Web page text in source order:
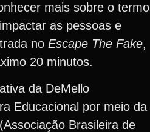
mais sobre o termo
as pessoas e
no Escape The Fake,
20 minutos.
da DeMello
Educacional por meio da
Brasileira de